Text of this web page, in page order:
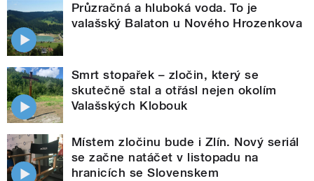
Průzračná a hluboká voda. To je
valašský Balaton u Nového Hrozenkova
Smrt stopařek – zločin, který se
skutečně stal a otřásl nejen okolím
Valašských Klobouk
Místem zločinu bude i Zlín. Nový seriál
se začne natáčet v listopadu na
hranicích se Slovenskem